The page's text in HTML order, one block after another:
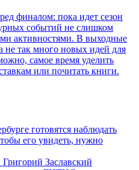
финалом: пока идет сезон
событий не слишком
активностями. В выходные
не так много новых идей для
самое время уделить
или почитать книги.
готовятся наблюдать
его увидеть, нужно
Заславский